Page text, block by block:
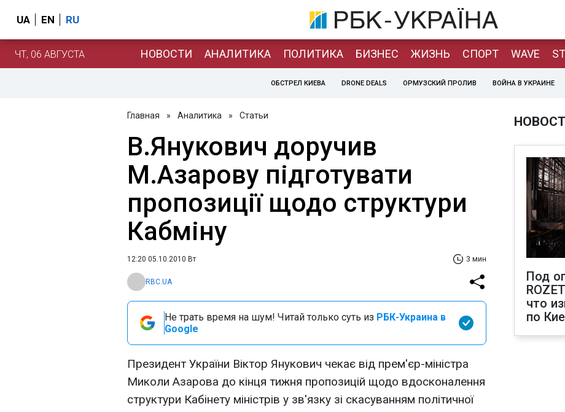
UA EN RU
ЧТ, 06 АВГУСТА НОВОСТИ АНАЛИТИКА ПОЛИТИКА БИЗНЕС ЖИЗНЬ СПОРТ WAVE
ОБСТРЕЛ КИЕВА DRONE DEALS ОРМУЗСКИЙ ПРОЛИВ ВОЙНА В УКРАИНЕ
Главная » Аналитика » Статьи
В.Янукович доручив
М.Азарову підготувати
пропозиції щодо структури
Кабміну
12:20 05.10.2010 Вт 3 мин
RBC.UA
Не трать время на шум! Читай только суть из РБК-Украина в
Google
Президент України Віктор Янукович чекає від прем'єр-міністра
Миколи Азарова до кінця тижня пропозицій щодо вдосконалення
структури Кабінету міністрів у зв'язку зі скасуванням політичної
Под
что
по